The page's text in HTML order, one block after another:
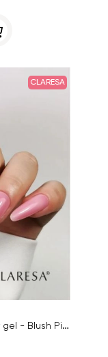
CLARESA
Claresa SOFT&EASY UV/LED builder gel - Blush Pink, 12g